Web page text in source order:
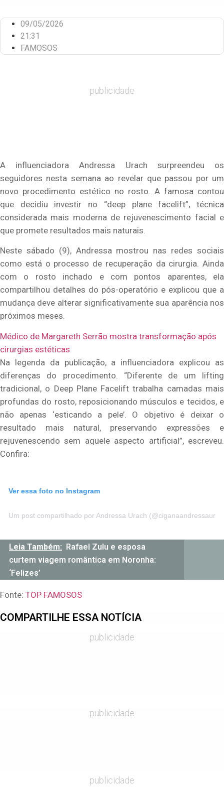
09/05/2026
21:31
FAMOSOS
publicidade
A influenciadoraAndressa Urach surpreendeu os
seguidores nesta semana ao revelar que passou por um
novo procedimento estético no rosto. A famosa contou
que decidiu investir no “deep plane facelift”, técnica
considerada mais moderna de rejuvenescimento facial e
que promete resultados mais naturais.
Neste sábado (9), Andressa mostrou nas redes sociais
como está o processo de recuperação da cirurgia. Ainda
com o rosto inchado e com pontos aparentes, ela
compartilhou detalhes do pós-operatório e explicou que a
mudança deve alterar significativamente sua aparência nos
próximos meses.
Médico de Margareth Serrão mostra transformação após
cirurgias estéticas
Na legenda da publicação, a influenciadora explicou as
diferenças do procedimento. “Diferente de um lifting
tradicional, o Deep Plane Facelift trabalha camadas mais
profundas do rosto, reposicionando músculos e tecidos, e
não apenas ‘esticando a pele’. O objetivo é deixar o
resultado mais natural, preservando expressões e
rejuvenescendo sem aquele aspecto artificial”, escreveu.
Confira:
Ver essa foto no Instagram
Um post compartilhado por Andressa Urach
Leia Também: Rafael Zulu e esposa
curtem viagem romântica em Noronha:
‘Felizes’
Fonte: TOP FAMOSOS
COMPARTILHE ESSA NOTÍCIA
publicidade
publicidade
publicidade